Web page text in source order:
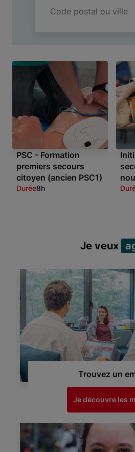
postal
PSC - Formation
premiers secours
citoyen (ancien PSC1)
Durée8h
Je veux
Trouvez un
Je découvre les